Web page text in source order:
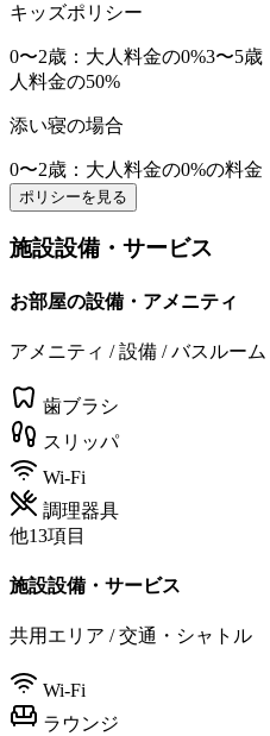
キッズポリシー
0〜2歳 ：大人料金の0%3〜5歳
人料金の50%
添い寝の場合
0〜2歳 ：大人料金の0%の料金
ポリシーを見る
施設設備・サービス
お部屋の設備・アメニティ
アメニティ / 設備 / バスルーム
歯ブラシ
スリッパ
Wi-Fi
調理器具
他13項目
施設設備・サービス
共用エリア / 交通・シャトル
Wi-Fi
ラウンジ